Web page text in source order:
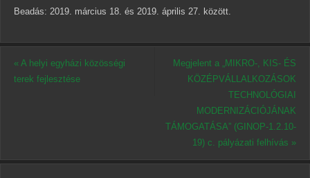
Beadás: 2019. március 18. és 2019. április 27. között.
«A helyi egyházi közösségi
terek fejlesztése
Megjelent a „MIKRO-, KIS- ÉS
KÖZÉPVÁLLALKOZÁSOK
TECHNOLÓGIAI
MODERNIZÁCIÓJÁNAK
TÁMOGATÁSA” (GINOP-1.2.10-
19) c. pályázati felhívás »